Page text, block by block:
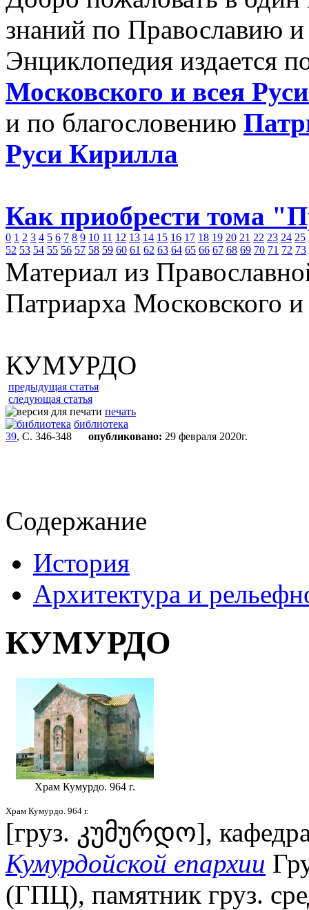
знаний по Православию
Энциклопедия издается
Московского и всея
и по благословению
Руси Кирилла
Как приобрести тома
0 1 2 3 4 5 6 7 8 9 10 11 12 13 14 15 16 17 18 19 20 21 22 23 24 25
52 53 54 55 56 57 58 59 60 61 62 63 64 65 66 67 68 69 70 71 72 73
Материал из
Патриарха Московского
КУМУРДО
предыдущая статья
следующая статья
печать
библиотека
39, С. 346-348 опубликовано: 29 февраля 2020г.
Содержание
История
Архитектура и
КУМУРДО
Храм Кумурдо. 964 г.
Храм Кумурдо. 964 г.
[груз. კუმურდო],
Кумурдойской епархии
(ГПЦ), памятник груз.